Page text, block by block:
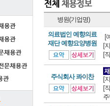
병원(기업명)
의료법인 예향의료
재단 예향요양병원
[
[
[
주식회사 콰이찬
[
[